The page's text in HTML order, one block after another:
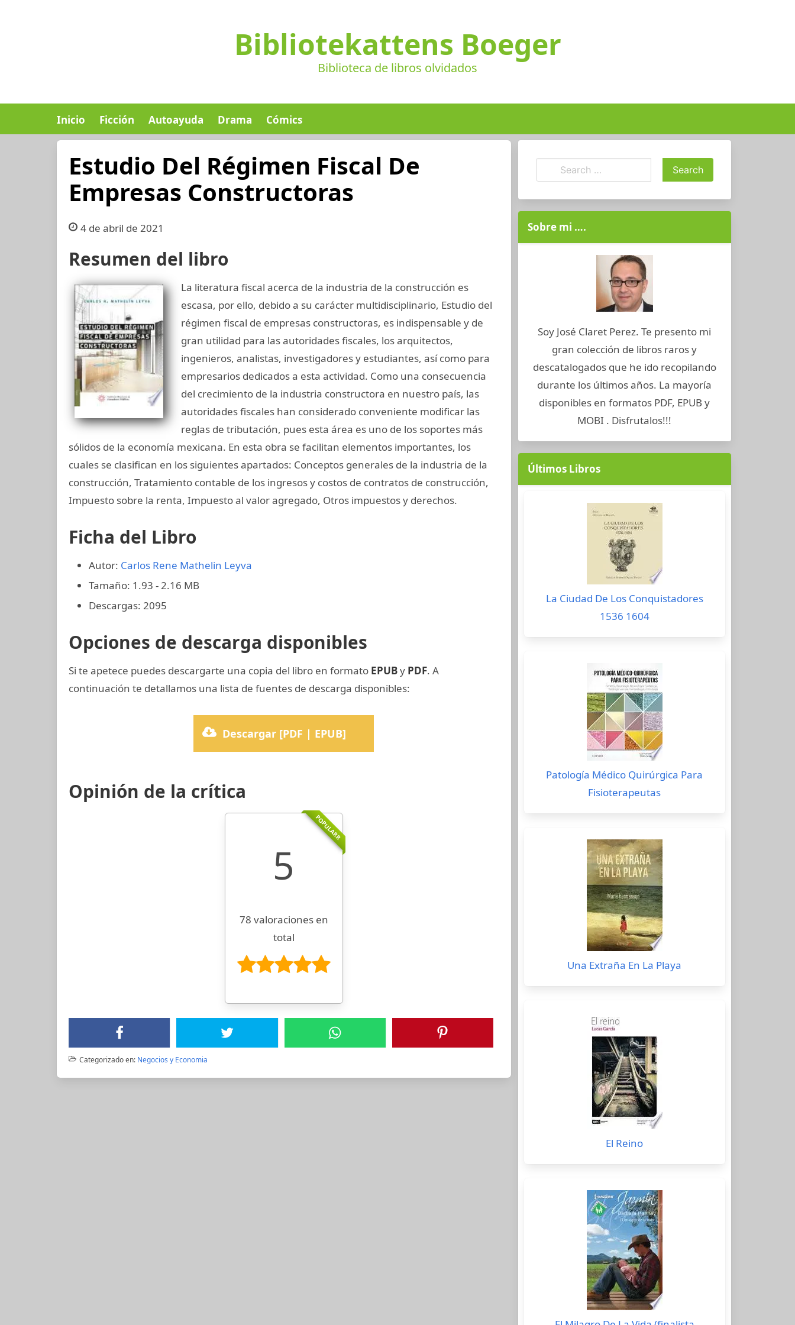
Bibliotekattens Boeger
Biblioteca de libros olvidados
Inicio Ficción Autoayuda Drama Cómics
Estudio Del Régimen Fiscal De
Empresas Constructoras
4 de abril de 2021
Resumen del libro
La literatura fiscal acerca de la industria de la construcción es
escasa, por ello, debido a su carácter multidisciplinario, Estudio del
régimen fiscal de empresas constructoras, es indispensable y de
gran utilidad para las autoridades fiscales, los arquitectos,
ingenieros, analistas, investigadores y estudiantes, así como para
empresarios dedicados a esta actividad. Como una consecuencia
del crecimiento de la industria constructora en nuestro país, las
autoridades fiscales han considerado conveniente modificar las
reglas de tributación, pues esta área es uno de los soportes más
sólidos de la economía mexicana. En esta obra se facilitan elementos importantes, los
cuales se clasifican en los siguientes apartados: Conceptos generales de la industria de la
construcción, Tratamiento contable de los ingresos y costos de contratos de construcción,
Impuesto sobre la renta, Impuesto al valor agregado, Otros impuestos y derechos.
Ficha del Libro
Autor: Carlos Rene Mathelin Leyva
Tamaño: 1.93 - 2.16 MB
Descargas: 2095
Opciones de descarga disponibles
Si te apetece puedes descargarte una copia del libro en formato EPUBy PDF. A
continuación te detallamos una lista de fuentes de descarga disponibles:
Descargar [PDF | EPUB]
Opinión de la crítica
POPULARR
5
78 valoraciones en
total
Categorizado en: Negocios y Economia
Sobre mi ….
Soy José Claret Perez. Te presento mi
gran colección de libros raros y
descatalogados que he ido recopilando
durante los últimos años. La mayoría
disponibles en formatos PDF, EPUB y
MOBI . Disfrutalos!!!
Últimos Libros
La Ciudad De Los Conquistadores
1536 1604
Patología Médico Quirúrgica Para
Fisioterapeutas
Una Extraña En La Playa
El Reino